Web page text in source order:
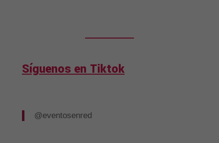
Síguenos en Tiktok
@eventosenred